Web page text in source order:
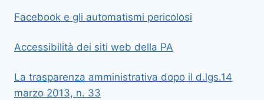
Facebook e gli automatismi pericolosi
Accessibilità dei siti web della PA
La trasparenza amministrativa dopo il d.lgs.14
marzo 2013, n. 33